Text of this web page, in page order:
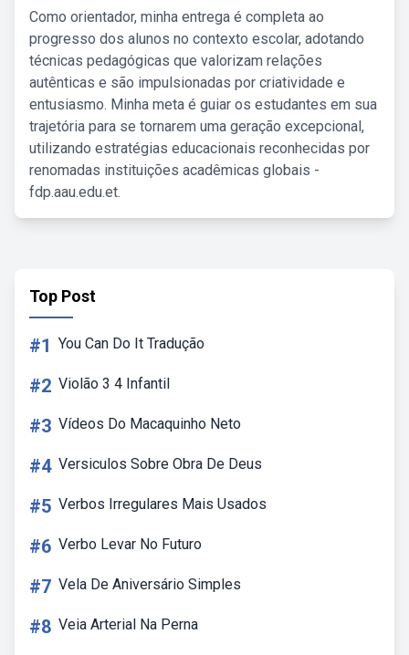
Como orientador, minha entrega é completa ao
progresso dos alunos no contexto escolar, adotando
técnicas pedagógicas que valorizam relações
autênticas e são impulsionadas por criatividade e
entusiasmo. Minha meta é guiar os estudantes em sua
trajetória para se tornarem uma geração excepcional,
utilizando estratégias educacionais reconhecidas por
renomadas instituições acadêmicas globais -
fdp.aau.edu.et.
Top Post
#1 You Can Do It Tradução
#2 Violão 3 4 Infantil
#3 Vídeos Do Macaquinho Neto
#4 Versiculos Sobre Obra De Deus
#5 Verbos Irregulares Mais Usados
#6 Verbo Levar No Futuro
#7 Vela De Aniversário Simples
#8 Veia Arterial Na Perna